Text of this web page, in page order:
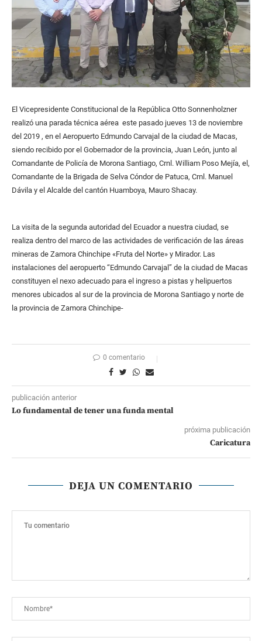
El Vicepresidente Constitucional de la República Otto Sonnenholzner
realizó una parada técnica aérea este pasado jueves 13 de noviembre
del 2019 , en el Aeropuerto Edmundo Carvajal de la ciudad de Macas,
siendo recibido por el Gobernador de la provincia, Juan León, junto al
Comandante de Policía de Morona Santiago, Crnl. William Poso Mejía, el,
Comandante de la Brigada de Selva Cóndor de Patuca, Crnl. Manuel
Dávila y el Alcalde del cantón Huamboya, Mauro Shacay.
La visita de la segunda autoridad del Ecuador a nuestra ciudad, se
realiza dentro del marco de las actividades de verificación de las áreas
mineras de Zamora Chinchipe «Fruta del Norte» y Mirador. Las
instalaciones del aeropuerto “Edmundo Carvajal” de la ciudad de Macas
constituyen el nexo adecuado para el ingreso a pistas y helipuertos
menores ubicados al sur de la provincia de Morona Santiago y norte de
la provincia de Zamora Chinchipe-
0 comentario
publicación anterior
Lo fundamental de tener una funda mental
próxima publicación
Caricatura
DEJA UN COMENTARIO